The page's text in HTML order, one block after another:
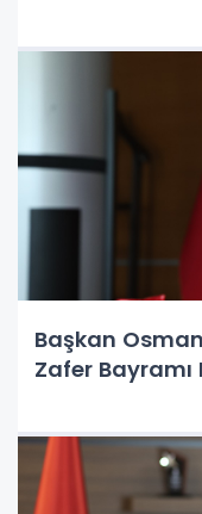
Başkan
Zafer Bayramı